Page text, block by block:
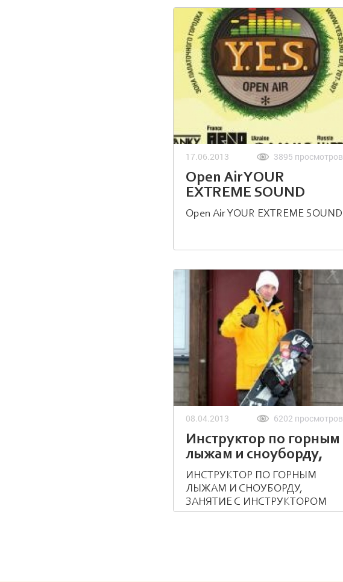
17.06.2013 3895 просмотров
Open Air YOUR
EXTREME SOUND
Open Air YOUR EXTREME SOUND
08.04.2013 6202 просмотров
Инструктор по горным
лыжам и сноуборду,
занятие с
инструктором
ИНСТРУКТОР ПО ГОРНЫМ
ЛЫЖАМ И СНОУБОРДУ,
ЗАНЯТИЕ С ИНСТРУКТОРОМ